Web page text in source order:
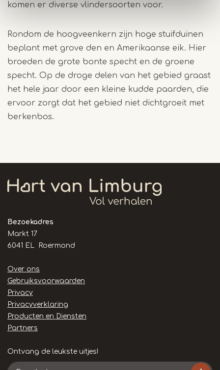
komen er diverse vlindersoorten voor.
Rondom de hoogveenkern zijn hoge stuifduinen
beplant met grove den en Amerikaanse eik. Hier
broeden de grote bonte specht en de groene
specht. Op de droge delen van het gebied graast
het hele jaar door een kleine kudde paarden, die
ervoor zorgt dat het gebied niet dichtgroeit met
berkenbos.
Bezoekadres
Markt 17
6041 EL Roermond
Handige
links
Over ons
Gebruiksvoorwaarden
Privacy
Privacyverklaring
Producten en Diensten
Partners
Ontvang de leukste uitjes!
E-